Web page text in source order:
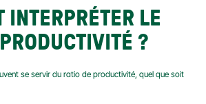
INTERPRÉTER LE
?
se servir du ratio de productivité, quel que soit